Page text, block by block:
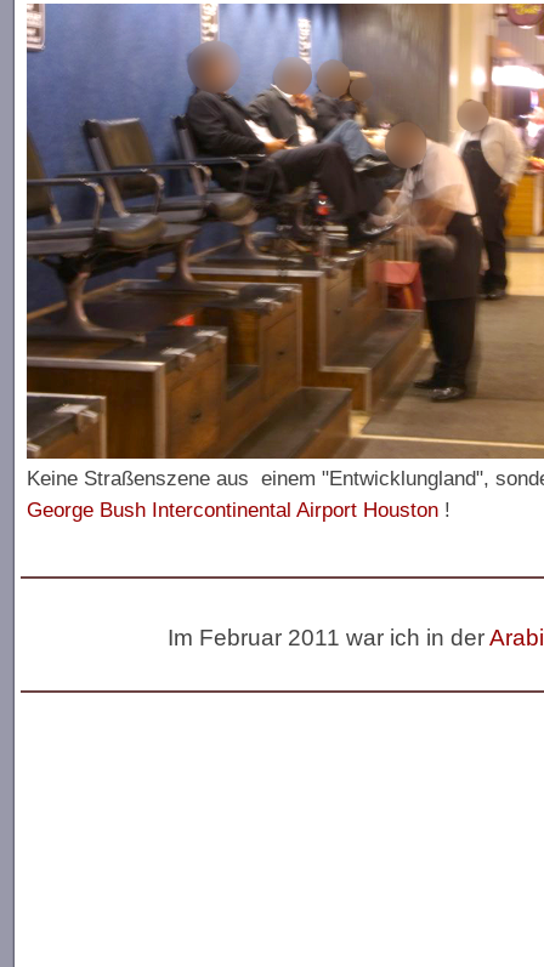
Keine Straßenszene aus einem "Entwicklungland",
George Bush Intercontinental Airport Houston !
Im Februar 2011 war ich in der